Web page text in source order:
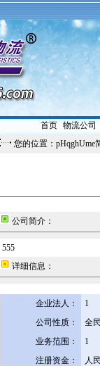
首页| 物流公司
您的位置：pHqghUme
公司简介：
555
详细信息：
企业法人：
1
公司性质：
全
业务范围：
1
注册资金：
人